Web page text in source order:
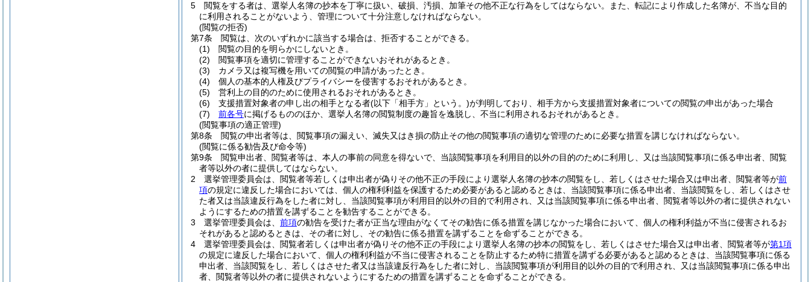
5
閲覧をする者は、選挙人名簿の抄本を丁寧に扱い、破損、汚損、加筆その他不正な行為をしてはならない。
また、転記により作成した名簿が、不当な目的
に利用されることがないよう、管理について十分注意しなければならない。
(閲覧の拒否)
第7条
閲覧は、次のいずれかに該当する場合は、拒否することができる。
(1)
閲覧の目的を明らかにしないとき。
(2)
閲覧事項を適切に管理することができないおそれがあるとき。
(3)
カメラ又は複写機を用いての閲覧の申請があったとき。
(4)
個人の基本的人権及びプライバシーを侵害するおそれがあるとき。
(5)
営利上の目的のために使用されるおそれがあるとき。
(6)
支援措置対象者の申し出の相手となる者(以下「相手方」という。)が判明しており、相手方から支援措置対象者についての閲覧の申出があった場合
(7)
前各号に掲げるもののほか、選挙人名簿の閲覧制度の趣旨を逸脱し、不当に利用されるおそれがあるとき。
(閲覧事項の適正管理)
第8条
閲覧の申出者等は、閲覧事項の漏えい、滅失又はき損の防止その他の閲覧事項の適切な管理のために必要な措置を講じなければならない。
(閲覧に係る勧告及び命令等)
第9条
閲覧申出者、閲覧者等は、本人の事前の同意を得ないで、当該閲覧事項を利用目的以外の目的のために利用し、又は当該閲覧事項に係る申出者、閲覧
者等以外の者に提供してはならない。
2
選挙管理委員会は、閲覧者等若しくは申出者が偽りその他不正の手段により選挙人名簿の抄本の閲覧をし、若しくはさせた場合又は申出者、閲覧者等が前
項の規定に違反した場合においては、個人の権利利益を保護するため必要があると認めるときは、当該閲覧事項に係る申出者、当該閲覧をし、若しくはさせ
た者又は当該違反行為をした者に対し、当該閲覧事項が利用目的以外の目的で利用され、又は当該閲覧事項に係る申出者、閲覧者等以外の者に提供されない
ようにするための措置を講ずることを勧告することができる。
3
選挙管理委員会は、 前項の勧告を受けた者が正当な理由がなくてその勧告に係る措置を講じなかった場合において、個人の権利利益が不当に侵害されるお
それがあると認めるときは、その者に対し、その勧告に係る措置を講ずることを命ずることができる。
4
選挙管理委員会は、閲覧者若しくは申出者が偽りその他不正の手段により選挙人名簿の抄本の閲覧をし、若しくはさせた場合又は申出者、閲覧者等が第1項
の規定に違反した場合において、個人の権利利益が不当に侵害されることを防止するため特に措置を講ずる必要があると認めるときは、当該閲覧事項に係る
申出者、当該閲覧をし、若しくはさせた者又は当該違反行為をした者に対し、当該閲覧事項が利用目的以外の目的で利用され、又は当該閲覧事項に係る申出
者、閲覧者等以外の者に提供されないようにするための措置を講ずることを命ずることができる。